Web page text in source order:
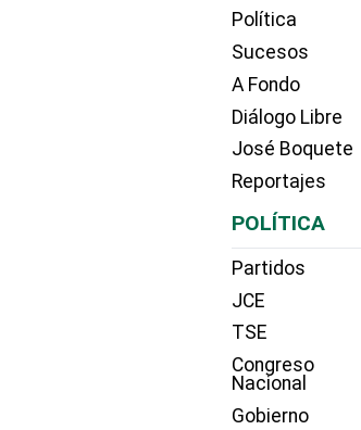
Política
Sucesos
A Fondo
Diálogo Libre
José Boquete
Reportajes
POLÍTICA
Partidos
JCE
TSE
Congreso
Nacional
Gobierno